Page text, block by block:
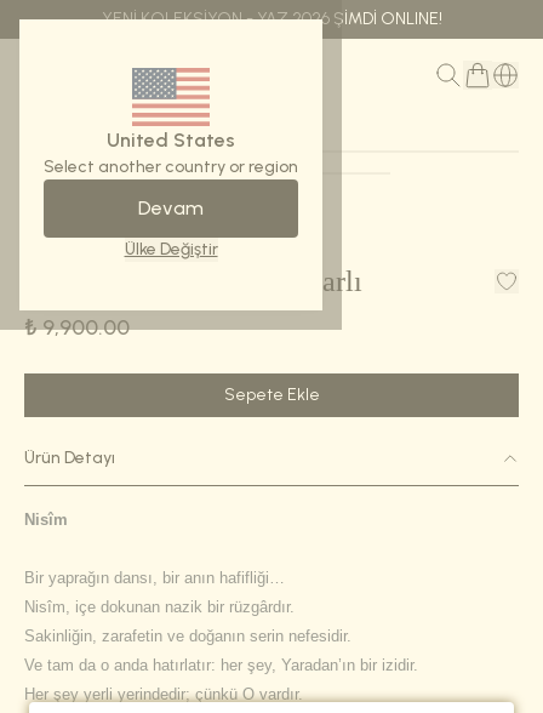
United States
Select another country or region
Devam
Ülke Değiştir
YENİ KOLEKSİYON - YAZ 2026 ŞİMDİ ONLINE!
Ana Sayfa Şal Kare-Nisîm -İpek Jakarlı
Şal Kare-Nisîm -İpek Jakarlı
₺ 9,900.00
Sepete Ekle
Ürün Detayı
Nisîm
Bir yaprağın dansı, bir anın hafifliği…
Nisîm, içe dokunan nazik bir rüzgârdır.
Sakinliğin, zarafetin ve doğanın serin nefesidir.
Ve tam da o anda hatırlatır: her şey, Yaradan’ın bir izidir.
Her şey yerli yerindedir; çünkü O vardır.